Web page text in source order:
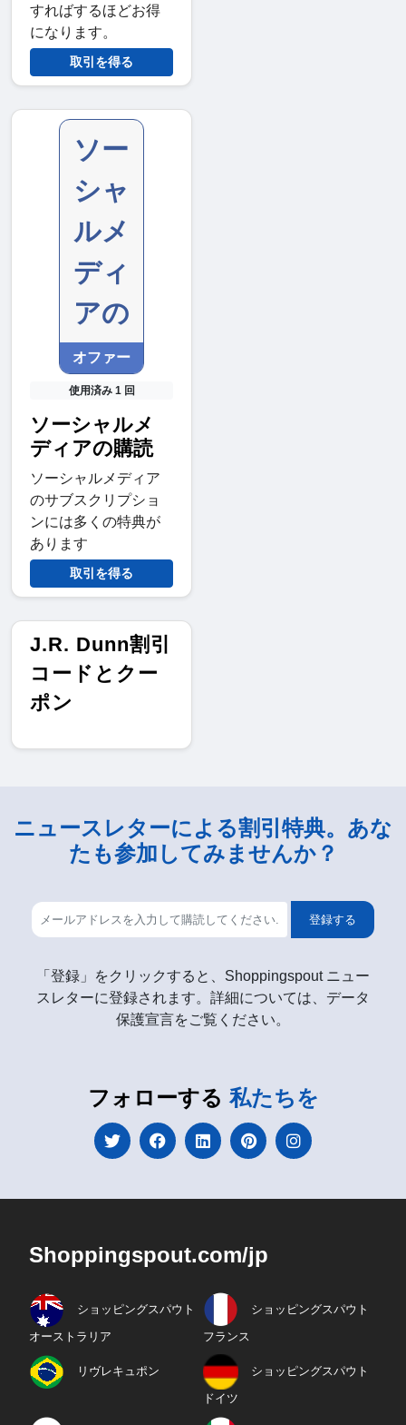
すればするほどお得
になります。
取引を得る
ソー
シャ
ルメ
ディ
アの
オファー
使用済み 1 回
ソーシャルメ
ディアの購読
ソーシャルメディア
のサブスクリプショ
ンには多くの特典が
あります
取引を得る
J.R. Dunn割引
コードとクー
ポン
ニュースレターによる割引特典。あな
たも参加してみませんか？
登録する
「登録」をクリックすると、Shoppingspout ニュー
スレターに登録されます。詳細については、データ
保護宣言をご覧ください。
フォローする 私たちを
Shoppingspout.com/jp
ショッピングスパウト
オーストラリア
ショッピングスパウト
フランス
リヴレキュポン ショッピングスパウト
ドイツ